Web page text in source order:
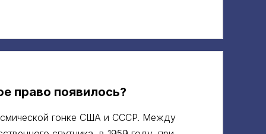
право появилось?
гонке США и СССР. Между